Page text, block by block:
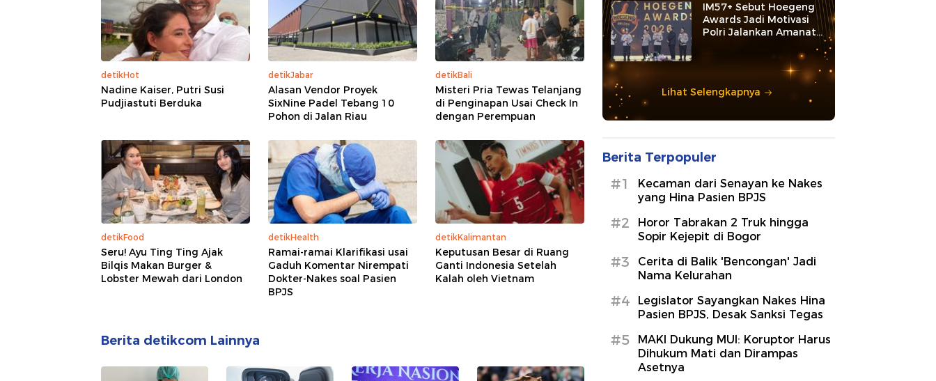
detikHot
Nadine Kaiser, Putri Susi
Pudjiastuti Berduka
detikJabar
Alasan Vendor Proyek
SixNine Padel Tebang 10
Pohon di Jalan Riau
detikBali
Misteri Pria Tewas Telanjang
di Penginapan Usai Check In
dengan Perempuan
detikFood
Seru! Ayu Ting Ting Ajak
Bilqis Makan Burger &
Lobster Mewah dari London
detikHealth
Ramai-ramai Klarifikasi usai
Gaduh Komentar Nirempati
Dokter-Nakes soal Pasien
BPJS
detikKalimantan
Keputusan Besar di Ruang
Ganti Indonesia Setelah
Kalah oleh Vietnam
Berita detikcom Lainnya
IM57+ Sebut Hoegeng
Awards Jadi Motivasi
Polri Jalankan Amanat
Lihat Selengkapnya
Berita Terpopuler
#1
Kecaman dari Senayan ke Nakes
yang Hina Pasien BPJS
#2
Horor Tabrakan 2 Truk hingga
Sopir Kejepit di Bogor
#3
Cerita di Balik 'Bencongan' Jadi
Nama Kelurahan
#4
Legislator Sayangkan Nakes Hina
Pasien BPJS, Desak Sanksi Tegas
#5
MAKI Dukung MUI: Koruptor Harus
Dihukum Mati dan Dirampas
Asetnya